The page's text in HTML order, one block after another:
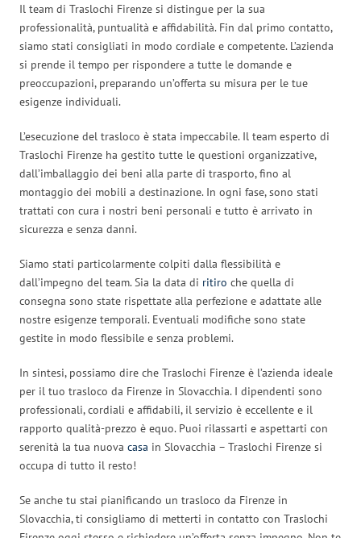
Il team di Traslochi Firenze si distingue per la sua
professionalità, puntualità e affidabilità. Fin dal primo contatto,
siamo stati consigliati in modo cordiale e competente. L’azienda
si prende il tempo per rispondere a tutte le domande e
preoccupazioni, preparando un’offerta su misura per le tue
esigenze individuali.
L’esecuzione del trasloco è stata impeccabile. Il team esperto di
Traslochi Firenze ha gestito tutte le questioni organizzative,
dall’imballaggio dei beni alla parte di trasporto, fino al
montaggio dei mobili a destinazione. In ogni fase, sono stati
trattati con cura i nostri beni personali e tutto è arrivato in
sicurezza e senza danni.
Siamo stati particolarmente colpiti dalla flessibilità e
dall’impegno del team. Sia la data di ritiro che quella di
consegna sono state rispettate alla perfezione e adattate alle
nostre esigenze temporali. Eventuali modifiche sono state
gestite in modo flessibile e senza problemi.
In sintesi, possiamo dire che Traslochi Firenze è l’azienda ideale
per il tuo trasloco da Firenze in Slovacchia. I dipendenti sono
professionali, cordiali e affidabili, il servizio è eccellente e il
rapporto qualità-prezzo è equo. Puoi rilassarti e aspettarti con
serenità la tua nuova casa in Slovacchia – Traslochi Firenze si
occupa di tutto il resto!
Se anche tu stai pianificando un trasloco da Firenze in
Slovacchia, ti consigliamo di metterti in contatto con Traslochi